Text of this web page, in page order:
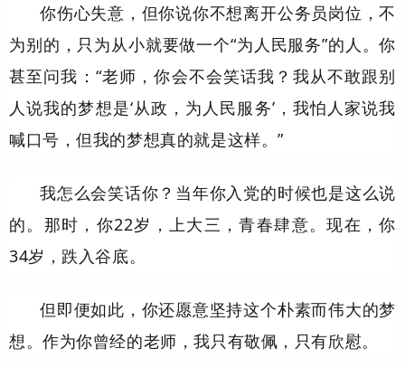
你伤心失意，但你说你不想离开公务员岗位，不
为别的，只为从小就要做一个“为人民服务”的人。你
甚至问我：“老师，你会不会笑话我？我从不敢跟别
人说我的梦想是‘从政，为人民服务’，我怕人家说我
喊口号，但我的梦想真的就是这样。”
我怎么会笑话你？当年你入党的时候也是这么说
的。那时，你22岁，上大三，青春肆意。现在，你
34岁，跌入谷底。
但即便如此，你还愿意坚持这个朴素而伟大的梦
想。作为你曾经的老师，我只有敬佩，只有欣慰。